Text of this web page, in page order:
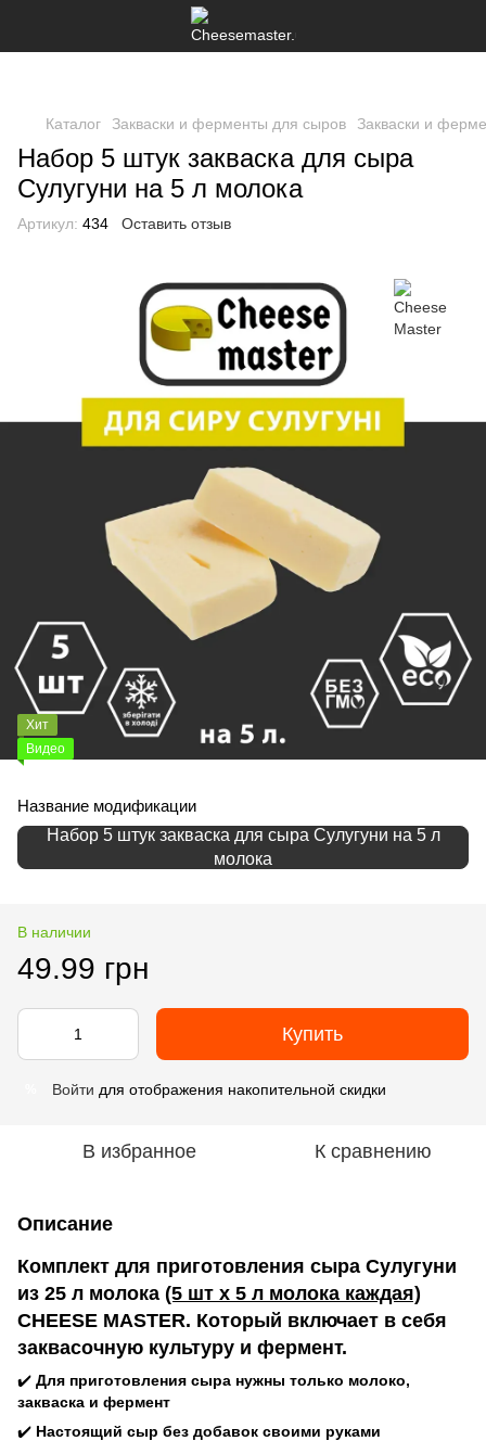
Каталог Закваски и ферменты для сыров Закваски и
Набор 5 штук закваска для сыра
Сулугуни на 5 л молока
Артикул: 434 Оставить отзыв
Хит
Видео
Название модификации
Набор 5 штук закваска для сыра Сулугуни на 5 л
молока
В наличии
49.99 грн
Купить
Войти для отображения накопительной скидки
В избранное К сравнению
Описание
Комплект для приготовления сыра Сулугуни
из 25 л молока (5 шт х 5 л молока каждая)
CHEESE MASTER. Который включает в себя
заквасочную культуру и фермент.
✔️ Для приготовления сыра нужны только молоко,
закваска и фермент
✔️ Настоящий сыр без добавок своими руками